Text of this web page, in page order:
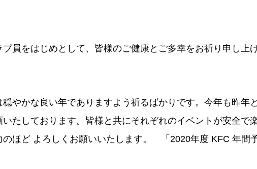
員をはじめとして、皆様のご健康とご多幸をお祈り申し上
やかな良い年でありますよう祈るばかりです。今年も昨年と
たしております。皆様と共にそれぞれのイベントが安全で
のほど よろしくお願いいたします。 「2020年度 KFC 年間